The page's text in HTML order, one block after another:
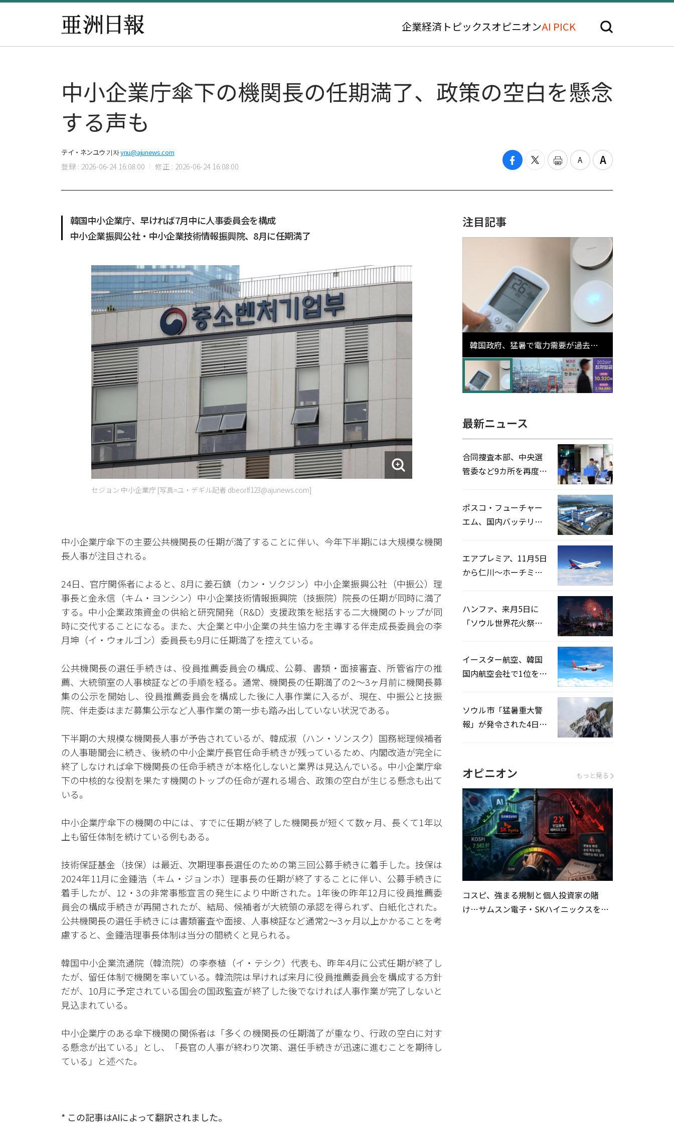
企業経済 トピックスオピニオンAI PICK
中小企業庁傘下の機関長の任期満了、政策の空白を懸念
する声も
テイ・ネンユウ 기자ynu@ajunews.com
登録 : 2026-06-24 16:08:00 修正 : 2026-06-24 16:08:00
韓国中小企業庁、早ければ7月中に人事委員会を構成
中小企業振興公社・中小企業技術情報振興院、8月に任期満了
セジョン 中小企業庁 [写真=ユ・デギル記者 dbeorlf123@ajunews.com]
中小企業庁傘下の主要公共機関長の任期が満了することに伴い、今年下半期には大規模な機関
長人事が注目される。
24日、官庁関係者によると、8月に姜石鎮（カン・ソクジン）中小企業振興公社（中振公）理
事長と金永信（キム・ヨンシン）中小企業技術情報振興院（技振院）院長の任期が同時に満了
する。中小企業政策資金の供給と研究開発（R&D）支援政策を総括する二大機関のトップが同
時に交代することになる。また、大企業と中小企業の共生協力を主導する伴走成長委員会の李
月坤（イ・ウォルゴン）委員長も9月に任期満了を控えている。
公共機関長の選任手続きは、役員推薦委員会の構成、公募、書類・面接審査、所管省庁の推
薦、大統領室の人事検証などの手順を経る。通常、機関長の任期満了の2～3ヶ月前に機関長募
集の公示を開始し、役員推薦委員会を構成した後に人事作業に入るが、現在、中振公と技振
院、伴走委はまだ募集公示など人事作業の第一歩も踏み出していない状況である。
下半期の大規模な機関長人事が予告されているが、韓成淑（ハン・ソンスク）国務総理候補者
の人事聴聞会に続き、後続の中小企業庁長官任命手続きが残っているため、内閣改造が完全に
終了しなければ傘下機関長の任命手続きが本格化しないと業界は見込んでいる。中小企業庁傘
下の中核的な役割を果たす機関のトップの任命が遅れる場合、政策の空白が生じる懸念も出て
いる。
中小企業庁傘下の機関の中には、すでに任期が終了した機関長が短くて数ヶ月、長くて1年以
上も留任体制を続けている例もある。
技術保証基金（技保）は最近、次期理事長選任のための第三回公募手続きに着手した。技保は
2024年11月に金鍾浩（キム・ジョンホ）理事長の任期が終了することに伴い、公募手続きに
着手したが、12・3の非常事態宣言の発生により中断された。1年後の昨年12月に役員推薦委
員会の構成手続きが再開されたが、結局、候補者が大統領の承認を得られず、白紙化された。
公共機関長の選任手続きには書類審査や面接、人事検証など通常2～3ヶ月以上かかることを考
慮すると、金鍾浩理事長体制は当分の間続くと見られる。
韓国中小企業流通院（韓流院）の李泰植（イ・テシク）代表も、昨年4月に公式任期が終了し
たが、留任体制で機関を率いている。韓流院は早ければ来月に役員推薦委員会を構成する方針
だが、10月に予定されている国会の国政監査が終了した後でなければ人事作業が完了しないと
見込まれている。
中小企業庁のある傘下機関の関係者は「多くの機関長の任期満了が重なり、行政の空白に対す
る懸念が出ている」とし、「長官の人事が終わり次第、選任手続きが迅速に進むことを期待し
ている」と述べた。
* この記事はAIによって翻訳されました。
注目記事
韓国政府、猛暑で電力需要が過去最
高更新の可能性に需給対応体制を点
検
最新ニュース
合同捜査本部、中央選
管委など9カ所を再度家
ポスコ・フューチャー
エム、国内バッテリー
エアプレミア、11月5日
から仁川〜ホーチミン
ハンファ、来月5日に
「ソウル世界花火祭り
イースター航空、韓国
国内航空会社で1位を記
ソウル市「猛暑重大警
報」が発令された4日、
オピニオン もっと見る
コスピ、強まる規制と個人投資家の賭
け…サムスン電子・SKハイニックスを巡